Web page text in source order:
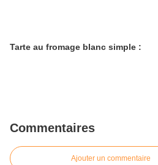
Tarte au fromage blanc simple :
Commentaires
Ajouter un commentaire